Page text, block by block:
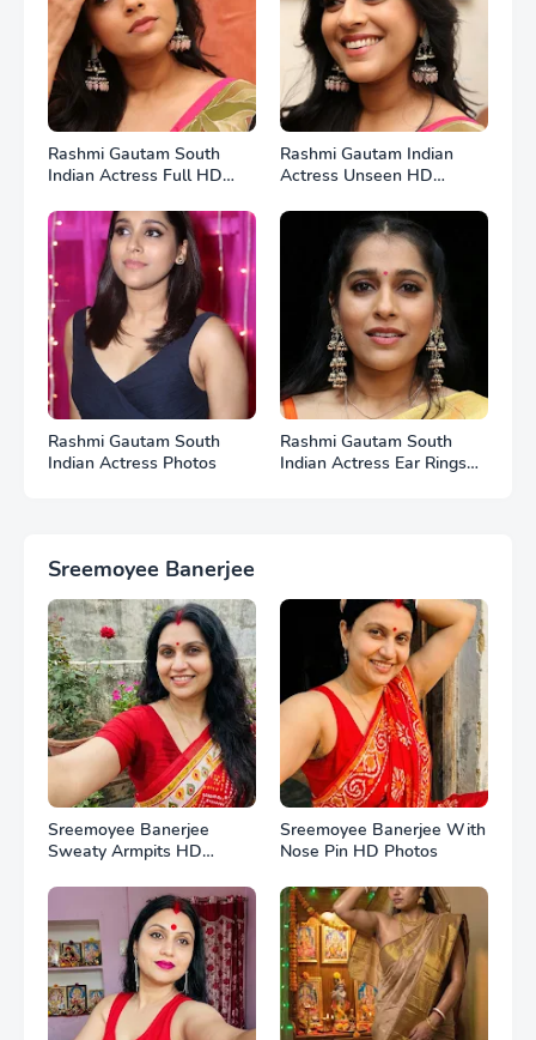
Rashmi Gautam South
Indian Actress Full HD
Rashmi Gautam Indian
Actress Unseen HD
Rashmi Gautam South
Indian Actress Photos
Rashmi Gautam South
Indian Actress Ear Rings
Sreemoyee Banerjee
Sreemoyee Banerjee
Sweaty Armpits HD
Sreemoyee Banerjee With
Nose Pin HD Photos